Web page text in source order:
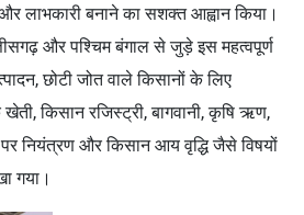
लाभकारी बनाने का सशक्त आह्वान किया।
और पश्चिम बंगाल से जुड़े इस महत्वपूर्ण
छोटी जोत वाले किसानों के लिए
खेती, किसान रजिस्ट्री, बागवानी, कृषि ऋण,
नियंत्रण और किसान आय वृद्धि जैसे विषयों
गया।